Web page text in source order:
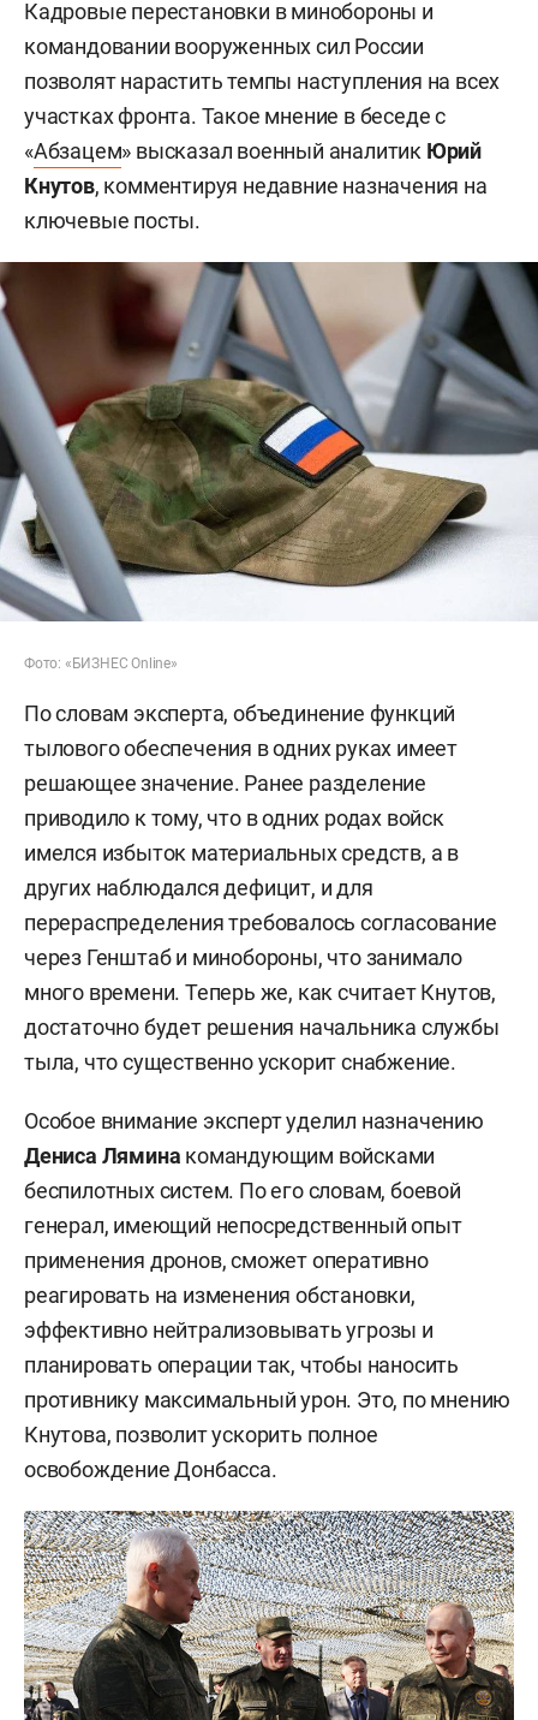
Кадровые перестановки в минобороны и
командовании вооруженных сил России
позволят нарастить темпы наступления на всех
участках фронта. Такое мнение в беседе с
«Абзацем» высказал военный аналитик Юрий
Кнутов, комментируя недавние назначения на
ключевые посты.
Фото: «БИЗНЕС Online»
По словам эксперта, объединение функций
тылового обеспечения в одних руках имеет
решающее значение. Ранее разделение
приводило к тому, что в одних родах войск
имелся избыток материальных средств, а в
других наблюдался дефицит, и для
перераспределения требовалось согласование
через Генштаб и минобороны, что занимало
много времени. Теперь же, как считает Кнутов,
достаточно будет решения начальника службы
тыла, что существенно ускорит снабжение.
Особое внимание эксперт уделил назначению
Дениса Лямина командующим войсками
беспилотных систем. По его словам, боевой
генерал, имеющий непосредственный опыт
применения дронов, сможет оперативно
реагировать на изменения обстановки,
эффективно нейтрализовывать угрозы и
планировать операции так, чтобы наносить
противнику максимальный урон. Это, по мнению
Кнутова, позволит ускорить полное
освобождение Донбасса.